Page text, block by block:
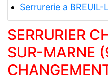
Serrurerie a BREUIL-
SERRURIER
SUR-MARNE